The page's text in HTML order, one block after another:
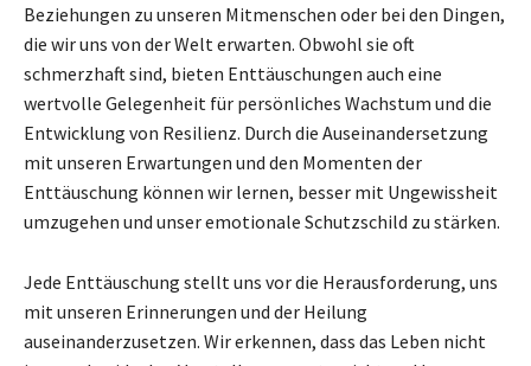
Beziehungen zu unseren Mitmenschen oder bei den Dingen,
die wir uns von der Welt erwarten. Obwohl sie oft
schmerzhaft sind, bieten Enttäuschungen auch eine
wertvolle Gelegenheit für persönliches Wachstum und die
Entwicklung von Resilienz. Durch die Auseinandersetzung
mit unseren Erwartungen und den Momenten der
Enttäuschung können wir lernen, besser mit Ungewissheit
umzugehen und unser emotionale Schutzschild zu stärken.
Jede Enttäuschung stellt uns vor die Herausforderung, uns
mit unseren Erinnerungen und der Heilung
auseinanderzusetzen. Wir erkennen, dass das Leben nicht